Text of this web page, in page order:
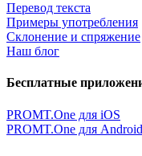
Перевод текста
Примеры употребления
Склонение и спряжение
Наш блог
Бесплатные
PROMT.One для iOS
PROMT.One для Android